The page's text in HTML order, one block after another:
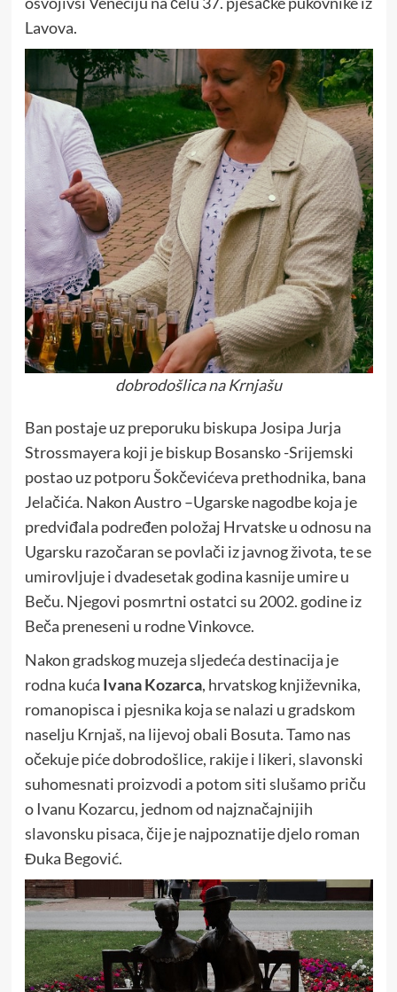
Lavova.
dobrodošlica na Krnjašu
Ban postaje uz preporuku biskupa Josipa Jurja
Strossmayera koji je biskup Bosansko -Srijemski
postao uz potporu Šokčevićeva prethodnika, bana
Jelačića. Nakon Austro –Ugarske nagodbe koja je
predviđala podređen položaj Hrvatske u odnosu na
Ugarsku razočaran se povlači iz javnog života, te se
umirovljuje i dvadesetak godina kasnije umire u
Beču. Njegovi posmrtni ostatci su 2002. godine iz
Beča preneseni u rodne Vinkovce.
Nakon gradskog muzeja sljedeća destinacija je
rodna kuća Ivana Kozarca, hrvatskog književnika,
romanopisca i pjesnika koja se nalazi u gradskom
naselju Krnjaš, na lijevoj obali Bosuta. Tamo nas
očekuje piće dobrodošlice, rakije i likeri, slavonski
suhomesnati proizvodi a potom siti slušamo priču
o Ivanu Kozarcu, jednom od najznačajnijih
slavonsku pisaca, čije je najpoznatije djelo roman
Đuka Begović.